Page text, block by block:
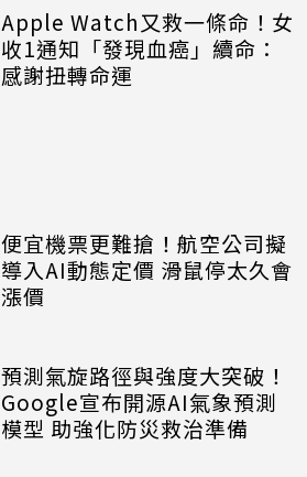
Apple Watch又救一條命！女
收1通知「發現血癌」續命：
感謝扭轉命運
便宜機票更難搶！航空公司擬
導入AI動態定價 滑鼠停太久會
漲價
預測氣旋路徑與強度大突破！
Google宣布開源AI氣象預測
模型 助強化防災救治準備